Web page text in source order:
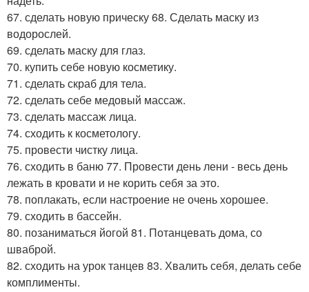
67. сделать новую прическу 68. Сделать маску из
водорослей.
69. сделать маску для глаз.
70. купить себе новую косметику.
71. сделать скраб для тела.
72. сделать себе медовый массаж.
73. сделать массаж лица.
74. сходить к косметологу.
75. провести чистку лица.
76. сходить в баню 77. Провести день лени - весь день
лежать в кровати и не корить себя за это.
78. поплакать, если настроение не очень хорошее.
79. сходить в бассейн.
80. позаниматься йогой 81. Потанцевать дома, со
шваброй.
82. сходить на урок танцев 83. Хвалить себя, делать себе
комплименты.